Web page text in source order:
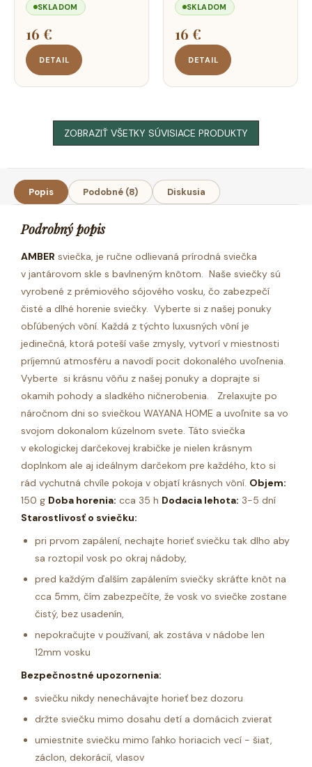
SKLADOM
16 €
DETAIL
SKLADOM
16 €
DETAIL
ZOBRAZIŤ VŠETKY SÚVISIACE PRODUKTY
Popis Podobné (8) Diskusia
Podrobný popis
AMBER sviečka, je ručne odlievaná prírodná sviečka
v jantárovom skle s bavlneným knôtom. Naše sviečky sú
vyrobené z prémiového sójového vosku, čo zabezpečí
čisté a dlhé horenie sviečky. Vyberte si z našej ponuky
obľúbených vôní. Každá z týchto luxusných vôní je
jedinečná, ktorá poteší vaše zmysly, vytvorí v miestnosti
príjemnú atmosféru a navodí pocit dokonalého uvoľnenia.
Vyberte si krásnu vôňu z našej ponuky a doprajte si
okamih pohody a sladkého ničnerobenia. Zrelaxujte po
náročnom dni so sviečkou WAYANA HOME a uvoľnite sa vo
svojom dokonalom kúzelnom svete. Táto sviečka
v ekologickej darčekovej krabičke je nielen krásnym
doplnkom ale aj ideálnym darčekom pre každého, kto si
rád vychutná chvíle pokoja v objatí krásnych vôní. Objem:
150 g Doba horenia: cca 35 h Dodacia lehota: 3-5 dní
Starostlivosť o sviečku:
pri prvom zapálení, nechajte horieť sviečku tak dlho aby
sa roztopil vosk po okraj nádoby,
pred každým ďalším zapálením sviečky skráťte knôt na
cca 5mm, čím zabezpečíte, že vosk vo sviečke zostane
čistý, bez usadenín,
nepokračujte v používaní, ak zostáva v nádobe len
12mm vosku
Bezpečnostné upozornenia:
sviečku nikdy nenechávajte horieť bez dozoru
držte sviečku mimo dosahu detí a domácich zvierat
umiestnite sviečku mimo ľahko horiacich vecí - šiat,
záclon, dekorácií, vlasov